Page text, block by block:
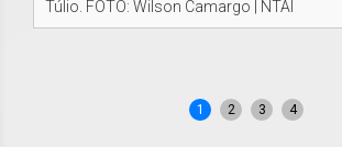
Túlio. FOTO: Wilson Camargo | NTAI
1 2 3 4